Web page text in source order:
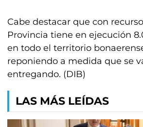
Cabe destacar que con
Provincia tiene en ejecución
en todo el territorio
reponiendo a medida que se
entregando. (DIB)
LAS MÁS LEÍDAS